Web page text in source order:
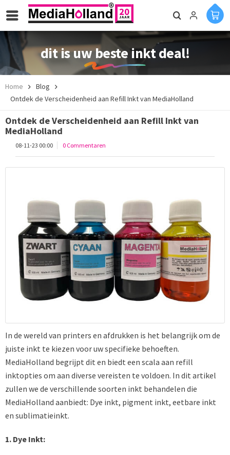
dit is uw beste inkt deal!
Home
Blog
Ontdek de Verscheidenheid aan Refill Inkt van MediaHolland
Ontdek de Verscheidenheid aan Refill Inkt van
MediaHolland
08-11-23 00:00 0 Commentaren
In de wereld van printers en afdrukken is het belangrijk om de
juiste inkt te kiezen voor uw specifieke behoeften.
MediaHolland begrijpt dit en biedt een scala aan refill
inktopties om aan diverse vereisten te voldoen. In dit artikel
zullen we de verschillende soorten inkt behandelen die
MediaHolland aanbiedt: Dye inkt, pigment inkt, eetbare inkt
en sublimatieinkt.
1. Dye Inkt: